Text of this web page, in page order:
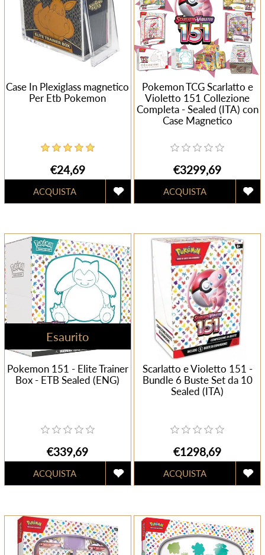
Case In Plexiglass magnetico
Per Etb Pokemon
€24,69
Pokemon TCG Scarlatto e
Violetto 151 Collezione
Completa - Sealed (ITA) con
Case Magnetico
€3299,69
Esaurito
Pokemon 151 - Elite Trainer
Box - ETB Sealed (ENG)
€339,69
Scarlatto e Violetto 151 -
Bundle 6 Buste Set da 10
Sealed (ITA)
€1298,69